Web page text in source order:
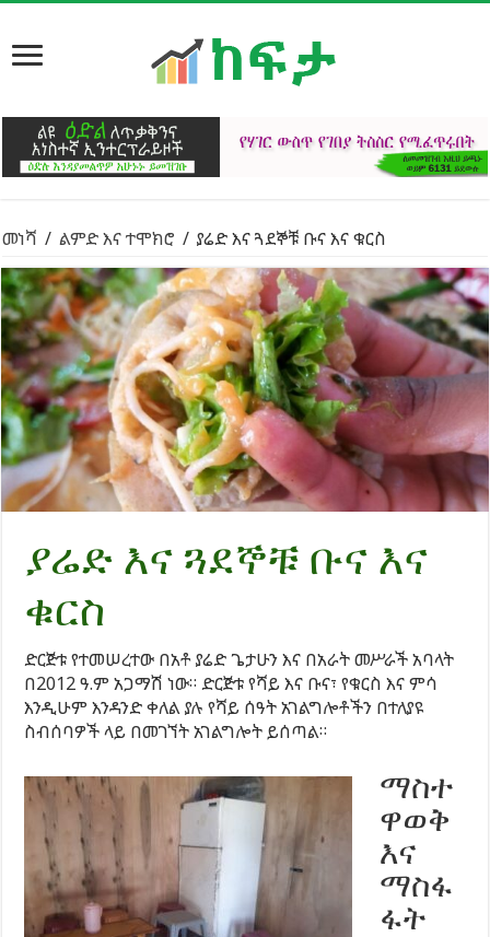
መነሻ / ልምድ እና ተሞክሮ / ያሬድ እና ጓደኞቹ ቡና እና ቁርስ
ያሬድ እና ጓደኞቹ ቡና እና
ቁርስ
ድርጅቱ የተመሠረተው በአቶ ያሬድ ጌታሁን እና በአራት መሥራች አባላት
በ2012 ዓ.ም አጋማሽ ነው። ድርጅቱ የሻይ እና ቡና፣ የቁርስ እና ምሳ
እንዲሁም እንዳንድ ቀለል ያሉ የሻይ ሰዓት አገልግሎቶችን በተለያዩ
ስብሰባዎች ላይ በመገኘት አገልግሎት ይሰጣል።
ማስተ
ዋወቅ
እና
ማስፋ
ፋት